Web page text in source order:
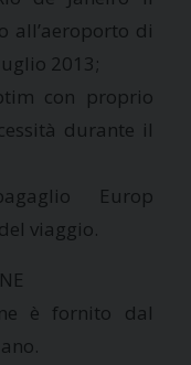
all’aeroporto di
2013;
con proprio
durante il
Europ
viaggio.
è fornito dal